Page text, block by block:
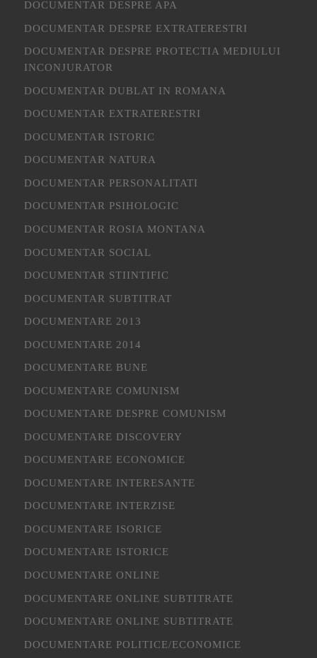
DOCUMENTAR DESPRE APA
DOCUMENTAR DESPRE EXTRATERESTRI
DOCUMENTAR DESPRE PROTECTIA MEDIULUI
INCONJURATOR
DOCUMENTAR DUBLAT IN ROMANA
DOCUMENTAR EXTRATERESTRI
DOCUMENTAR ISTORIC
DOCUMENTAR NATURA
DOCUMENTAR PERSONALITATI
DOCUMENTAR PSIHOLOGIC
DOCUMENTAR ROSIA MONTANA
DOCUMENTAR SOCIAL
DOCUMENTAR STIINTIFIC
DOCUMENTAR SUBTITRAT
DOCUMENTARE 2013
DOCUMENTARE 2014
DOCUMENTARE BUNE
DOCUMENTARE COMUNISM
DOCUMENTARE DESPRE COMUNISM
DOCUMENTARE DISCOVERY
DOCUMENTARE ECONOMICE
DOCUMENTARE INTERESANTE
DOCUMENTARE INTERZISE
DOCUMENTARE ISORICE
DOCUMENTARE ISTORICE
DOCUMENTARE ONLINE
DOCUMENTARE ONLINE SUBTITRATE
DOCUMENTARE ONLINE SUBTITRATE
DOCUMENTARE POLITICE/ECONOMICE